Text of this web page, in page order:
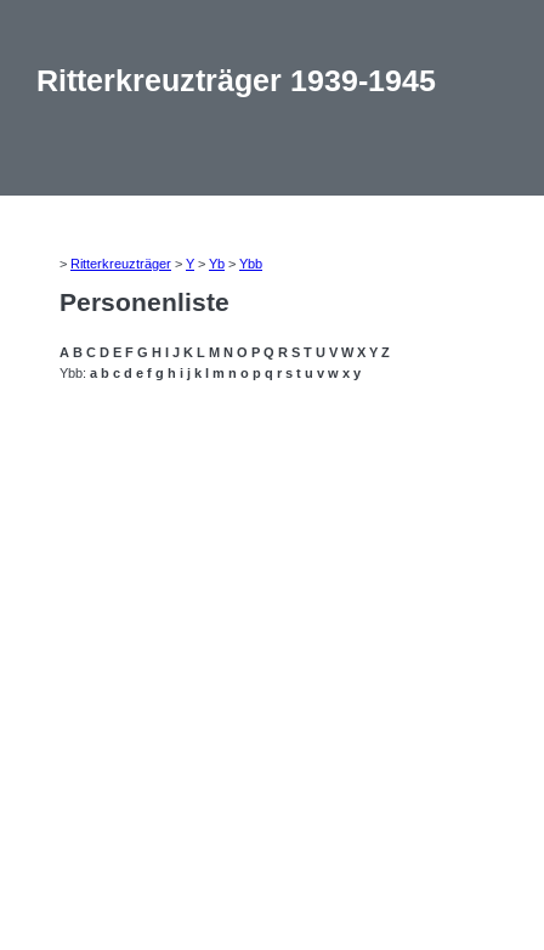
Ritterkreuzträger 1939-1945
> Ritterkreuzträger > Y > Yb > Ybb
Personenliste
A B C D E F G H I J K L M N O P Q R S T U V W X Y Z
Ybb: a b c d e f g h i j k l m n o p q r s t u v w x y